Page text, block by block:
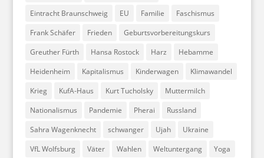
Eintracht Braunschweig
EU Familie
Faschismus
Frank Schäfer
Frieden
Geburtsvorbereitungskurs
Greuther Fürth
Hansa Rostock Harz
Hebamme
Heidenheim
Kapitalismus Kinderwagen
Klimawandel
Krieg
KufA-Haus Kurt Tucholsky
Muttermilch
Nationalismus
Pandemie Pherai
Russland
Sahra Wagenknecht
schwanger Ujah
Ukraine
VfL Wolfsburg
Väter Wahlen Weltuntergang Yoga